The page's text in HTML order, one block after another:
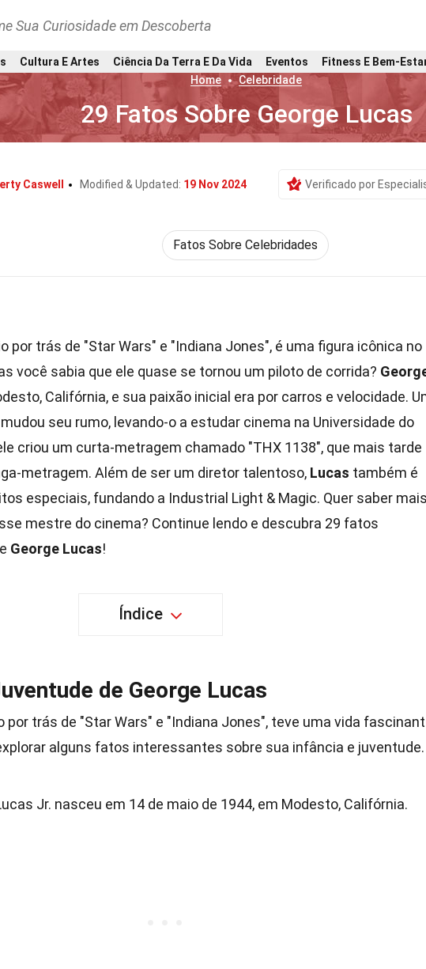
Sua Curiosidade em Descoberta
Cultura E Artes Ciência Da Terra E Da Vida Eventos
Fitness E Bem-
Home
Celebridade
29 Fatos Sobre George Lucas
Caswell Modified & Updated: 19 Nov 2024 Verificado por
Fatos Sobre Celebridades
por trás de "Star Wars" e "Indiana Jones", é uma figura icônica no
você sabia que ele quase se tornou um piloto de corrida?
Califórnia, e sua paixão inicial era por carros e velocidade.
seu rumo, levando-o a estudar cinema na Universidade do
criou um curta-metragem chamado "THX 1138", que mais tarde
metragem. Além de ser um diretor talentoso, Lucas também é
especiais, fundando a Industrial Light & Magic. Quer saber
mestre do cinema? Continue lendo e descubra 29 fatos
George Lucas!
Índice
de George Lucas
por trás de "Star Wars" e "Indiana Jones", teve uma vida
alguns fatos interessantes sobre sua infância e juventude.
Jr. nasceu em 14 de maio de 1944, em Modesto, Califórnia.